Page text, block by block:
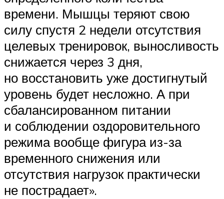
времени. Мышцы теряют свою
силу спустя 2 недели отсутствия
целевых тренировок, выносливость
снижается через 3 дня,
но восстановить уже достигнутый
уровень будет несложно. А при
сбалансированном питании
и соблюдении оздоровительного
режима вообще фигура из-за
временного снижения или
отсутствия нагрузок практически
не пострадает».